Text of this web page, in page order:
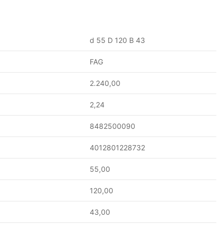
d 55 D 120 B 43
FAG
2.240,00
2,24
8482500090
4012801228732
55,00
120,00
43,00